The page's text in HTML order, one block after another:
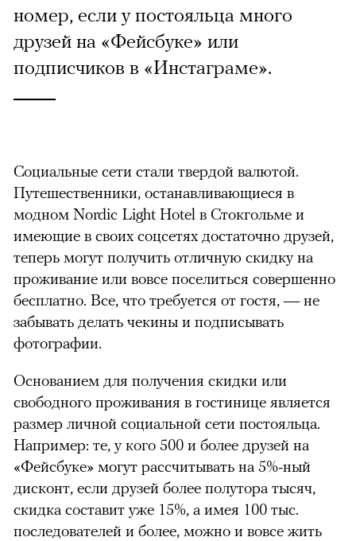
номер, если у постояльца много
друзей на «Фейсбуке» или
подписчиков в «Инстаграме».
Социальные сети стали твердой валютой.
Путешественники, останавливающиеся в
модном Nordic Light Hotel в Стокгольме и
имеющие в своих соцсетях достаточно друзей,
теперь могут получить отличную скидку на
проживание или вовсе поселиться совершенно
бесплатно. Все, что требуется от гостя, — не
забывать делать чекины и подписывать
фотографии.
Основанием для получения скидки или
свободного проживания в гостинице является
размер личной социальной сети постояльца.
Например: те, у кого 500 и более друзей на
«Фейсбуке» могут рассчитывать на 5%-ный
дисконт, если друзей более полутора тысяч,
скидка составит уже 15%, а имея 100 тыс.
последователей и более, можно и вовсе жить